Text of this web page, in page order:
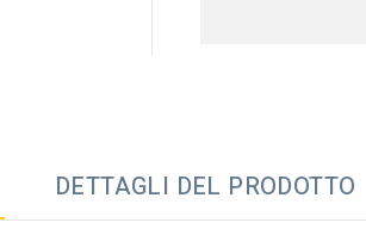
DETTAGLI DEL PRODOTTO